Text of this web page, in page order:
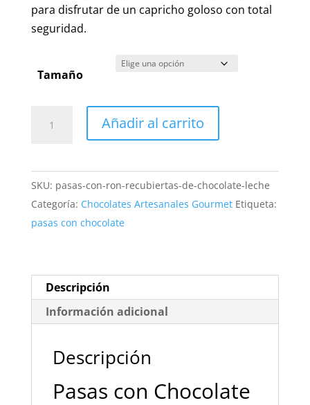
para disfrutar de un capricho goloso con total
seguridad.
Tamaño
Blanco
y
Yogur
Sin
cantidad
Añadir al carrito
SKU: pasas-con-ron-recubiertas-de-chocolate-leche
Categoría: Chocolates Artesanales Gourmet Etiqueta:
pasas con chocolate
Descripción
Información adicional
Descripción
Pasas con Chocolate